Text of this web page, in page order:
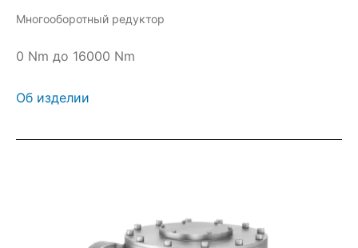
Многооборотный редуктор
0 Nm до 16000 Nm
Об изделии